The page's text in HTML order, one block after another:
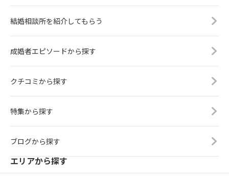
結婚相談所を紹介してもらう
成婚者エピソードから探す
クチコミから探す
特集から探す
ブログから探す
エリアから探す